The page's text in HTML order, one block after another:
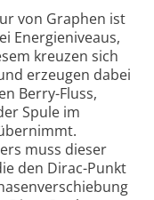
von Graphen ist
Energieniveaus,
kreuzen sich
erzeugen dabei
Berry-Fluss,
Spule im
muss dieser
den Dirac-Punkt